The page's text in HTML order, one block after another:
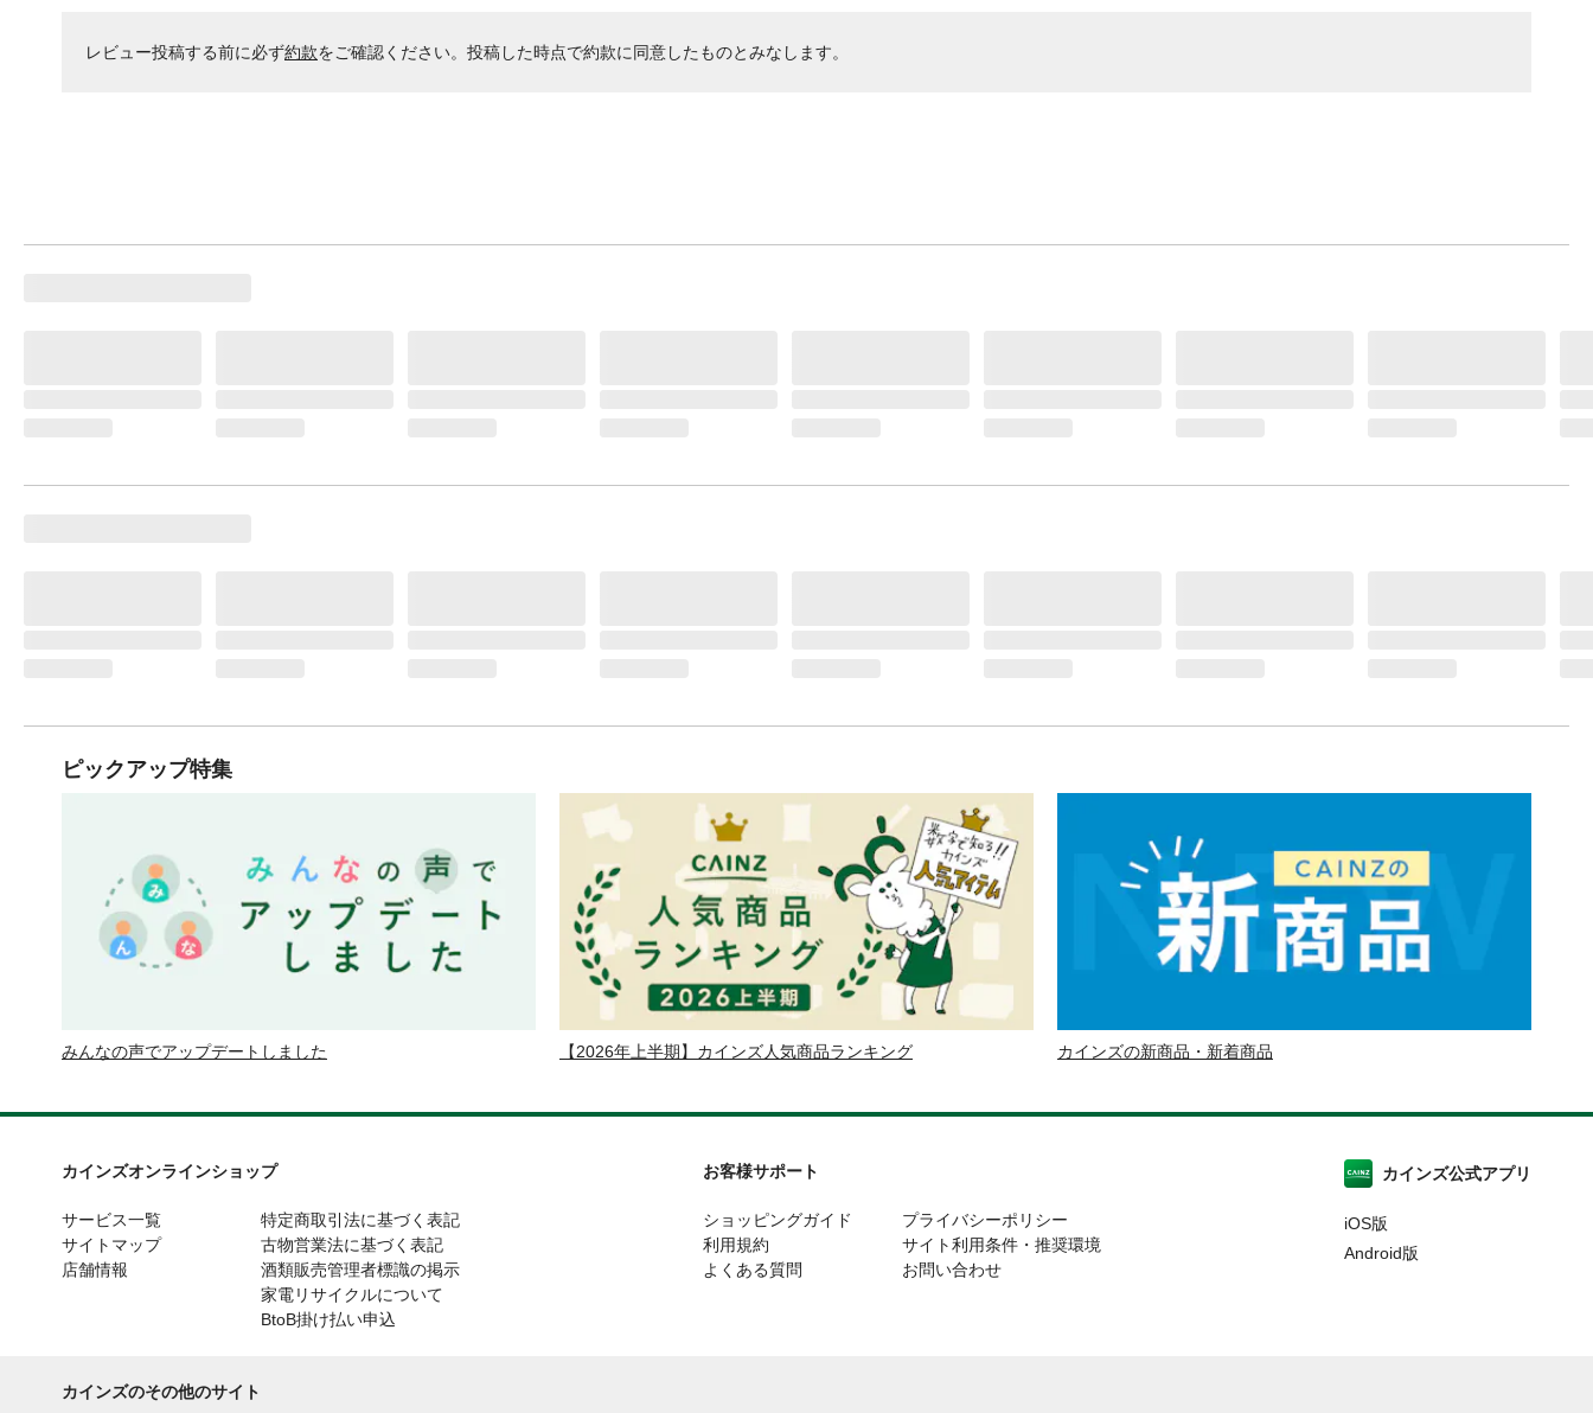
レビュー投稿する前に必ず約款をご確認ください。投稿した時点で約款に同意したものとみなします。
ピックアップ特集
みんなの声でアップデートしました 【2026年上半期】カインズ人気商品ランキング カインズの新商品・新着商品
カインズオンラインショップ
サービス一覧
サイトマップ
店舗情報
特定商取引法に基づく表記
古物営業法に基づく表記
酒類販売管理者標識の掲示
家電リサイクルについて
BtoB掛け払い申込
お客様サポート
ショッピングガイド
利用規約
よくある質問
プライバシーポリシー
サイト利用条件・推奨環境
お問い合わせ
カインズ公式アプリ
iOS版
Android版
カインズのその他のサイト